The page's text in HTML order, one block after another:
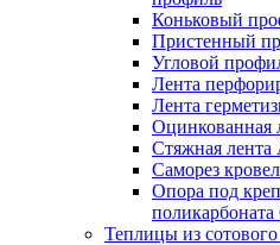
Коньковый
Пристенный
Угловой
Лента
Лента
Оцинкованная
Стяжная лента
Саморез
Опора под
Теплицы из